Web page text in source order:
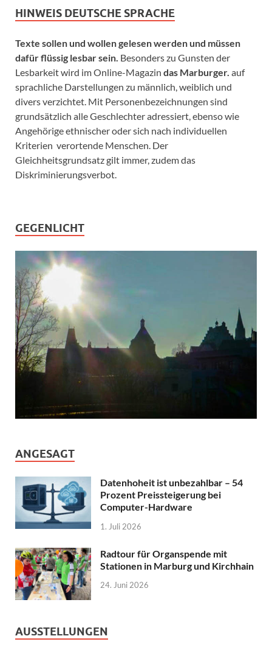
HINWEIS DEUTSCHE SPRACHE
Texte sollen und wollen gelesen werden und müssen
dafür flüssig lesbar sein. Besonders zu Gunsten der
Lesbarkeit wird im Online-Magazin das Marburger. auf
sprachliche Darstellungen zu männlich, weiblich und
divers verzichtet. Mit Personenbezeichnungen sind
grundsätzlich alle Geschlechter adressiert, ebenso wie
Angehörige ethnischer oder sich nach individuellen
Kriterien verortende Menschen. Der
Gleichheitsgrundsatz gilt immer, zudem das
Diskriminierungsverbot.
GEGENLICHT
ANGESAGT
Datenhoheit ist unbezahlbar – 54
Prozent Preissteigerung bei
Computer-Hardware
1. Juli 2026
Radtour für Organspende mit
Stationen in Marburg und Kirchhain
24. Juni 2026
AUSSTELLUNGEN